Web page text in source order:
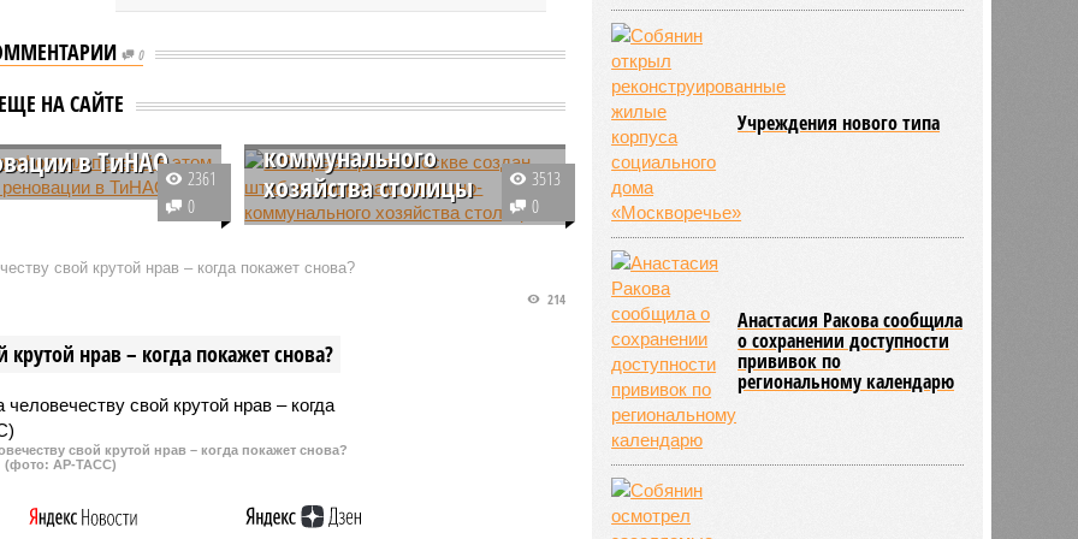
0
ЕЩЕ НА САЙТЕ
оформил
в ТиНАО
Росреестр поставил
в рамках
2361
0
В Росреестре по Москве
создан штаб по вопросам
коммунального
хозяйства столицы
В столичном Управлении
объектам жилищно-
введения в хозяйственный
объектов ЖКХ.
3513
0
свой крутой нрав – когда покажет снова?
нрав – когда покажет снова?
214
свой крутой нрав – когда покажет снова?
(фото: АР-ТАСС)
Учреждения нового типа
Анастасия Ракова сообщила
о сохранении доступности
прививок по
региональному календарю